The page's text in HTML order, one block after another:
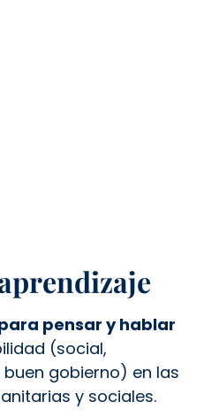
pensar y hablar
(social,
gobierno) en las
y sociales.